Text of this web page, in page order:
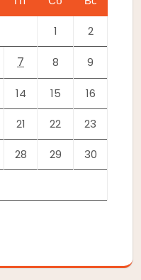
1 2
7 8 9
14 15 16
21 22 23
28 29 30